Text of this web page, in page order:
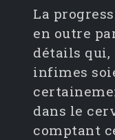
La
en outre
détails qui,
infimes
dans le
comptant